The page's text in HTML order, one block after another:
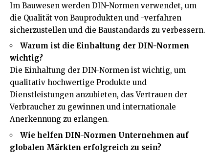
Im Bauwesen werden DIN-Normen verwendet, um
die Qualität von Bauprodukten und -verfahren
sicherzustellen und die Baustandards zu verbessern.
Warum ist die Einhaltung der DIN-Normen
wichtig?
Die Einhaltung der DIN-Normen ist wichtig, um
qualitativ hochwertige Produkte und
Dienstleistungen anzubieten, das Vertrauen der
Verbraucher zu gewinnen und internationale
Anerkennung zu erlangen.
Wie helfen DIN-Normen Unternehmen auf
globalen Märkten erfolgreich zu sein?